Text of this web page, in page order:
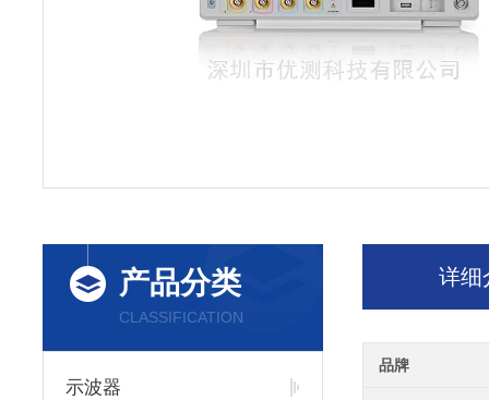
产品分类
CLASSIFICATION
示波器
详细
品牌